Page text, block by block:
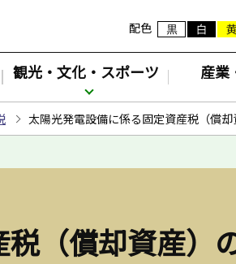
配色
観光・文化・スポーツ 産業
太陽光発電設備に係る固定資産税（償
（償却資産）